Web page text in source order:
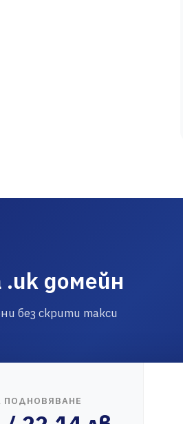
.uk домейн
без скрити такси
ПОДНОВЯВАНЕ